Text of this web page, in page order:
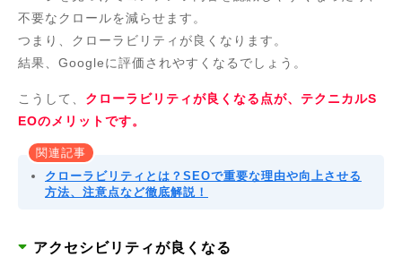
不要なクロールを減らせます。
つまり、クローラビリティが良くなります。
結果、Googleに評価されやすくなるでしょう。
こうして、 クローラビリティが良くなる点が、テクニカルS
EOのメリットです。
関連記事
クローラビリティとは？SEOで重要な理由や向上させる
方法、注意点など徹底解説！
アクセシビリティが良くなる